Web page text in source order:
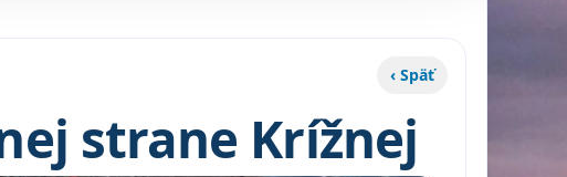
‹ Späť
strane Krížnej